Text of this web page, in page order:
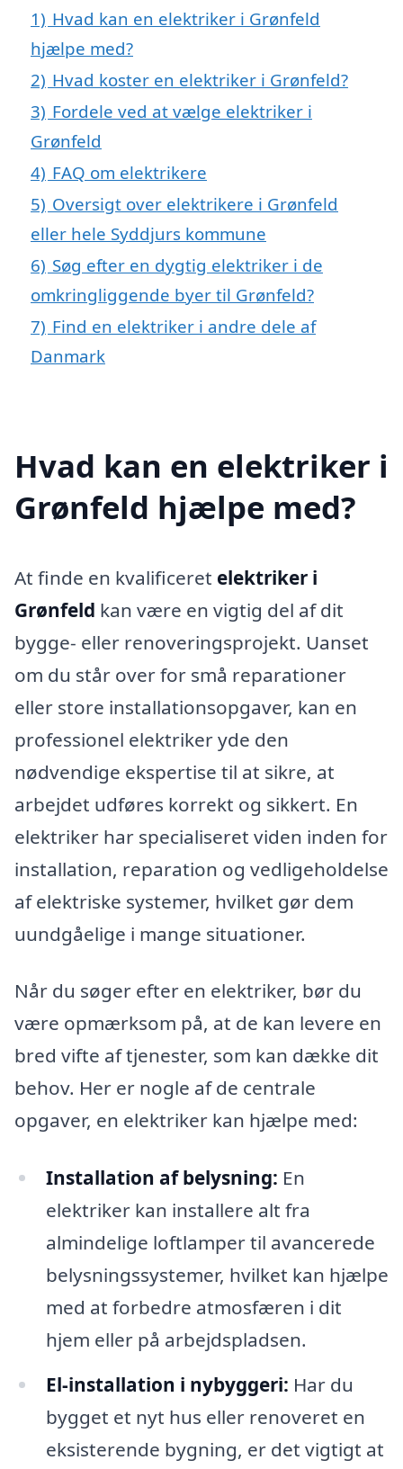
1) Hvad kan en elektriker i Grønfeld
hjælpe med?
2) Hvad koster en elektriker i Grønfeld?
3) Fordele ved at vælge elektriker i
Grønfeld
4) FAQ om elektrikere
5) Oversigt over elektrikere i Grønfeld
eller hele Syddjurs kommune
6) Søg efter en dygtig elektriker i de
omkringliggende byer til Grønfeld?
7) Find en elektriker i andre dele af
Danmark
Hvad kan en elektriker i
Grønfeld hjælpe med?
At finde en kvalificeret elektriker i
Grønfeld kan være en vigtig del af dit
bygge- eller renoveringsprojekt. Uanset
om du står over for små reparationer
eller store installationsopgaver, kan en
professionel elektriker yde den
nødvendige ekspertise til at sikre, at
arbejdet udføres korrekt og sikkert. En
elektriker har specialiseret viden inden for
installation, reparation og vedligeholdelse
af elektriske systemer, hvilket gør dem
uundgåelige i mange situationer.
Når du søger efter en elektriker, bør du
være opmærksom på, at de kan levere en
bred vifte af tjenester, som kan dække dit
behov. Her er nogle af de centrale
opgaver, en elektriker kan hjælpe med:
Installation af belysning: En
elektriker kan installere alt fra
almindelige loftlamper til avancerede
belysningssystemer, hvilket kan hjælpe
med at forbedre atmosfæren i dit
hjem eller på arbejdspladsen.
El-installation i nybyggeri: Har du
bygget et nyt hus eller renoveret en
eksisterende bygning, er det vigtigt at